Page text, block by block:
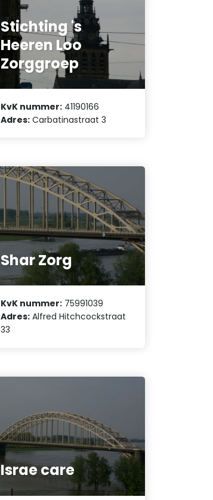
Stichting 's
Heeren Loo
Zorggroep
KvK nummer: 41190166
Adres: Carbatinastraat 3
Shar Zorg
KvK nummer: 75991039
Adres: Alfred Hitchcockstraat
33
Israe care